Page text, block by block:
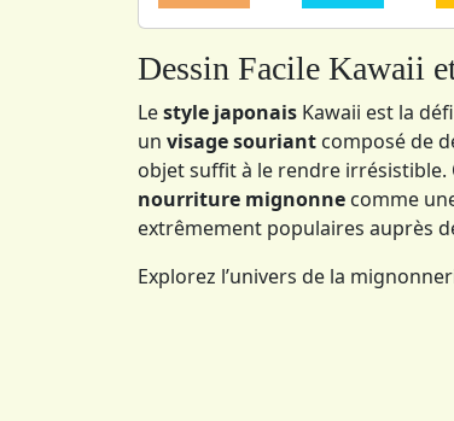
Dessin Facile Kawaii
Lestyle japonais Kawaii est la
un visage souriant composé de
objet suffit à le rendre irrésistible.
nourriture mignonne comme
extrêmement populaires auprès
Explorez l’univers de la